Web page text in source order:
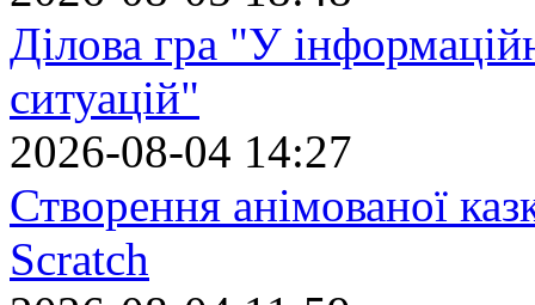
Ділова гра "У
ситуацій"
2026-08-04 14:27
Створення анімованої
Scratch